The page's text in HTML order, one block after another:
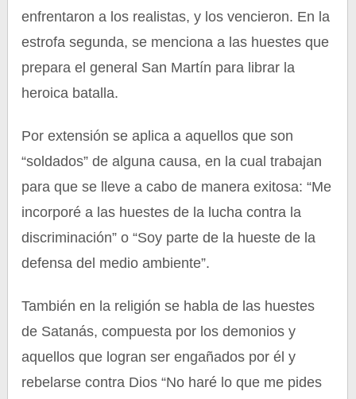
enfrentaron a los realistas, y los vencieron. En la
estrofa segunda, se menciona a las huestes que
prepara el general San Martín para librar la
heroica batalla.
Por extensión se aplica a aquellos que son
“soldados” de alguna causa, en la cual trabajan
para que se lleve a cabo de manera exitosa: “Me
incorporé a las huestes de la lucha contra la
discriminación” o “Soy parte de la hueste de la
defensa del medio ambiente”.
También en la religión se habla de las huestes
de Satanás, compuesta por los demonios y
aquellos que logran ser engañados por él y
rebelarse contra Dios “No haré lo que me pides